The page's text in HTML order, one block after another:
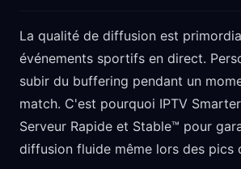
La qualité de diffusion est
événements sportifs en direct.
subir du buffering pendant un
match. C'est pourquoi IPTV
Serveur Rapide et Stable™ pour
diffusion fluide même lors des pics